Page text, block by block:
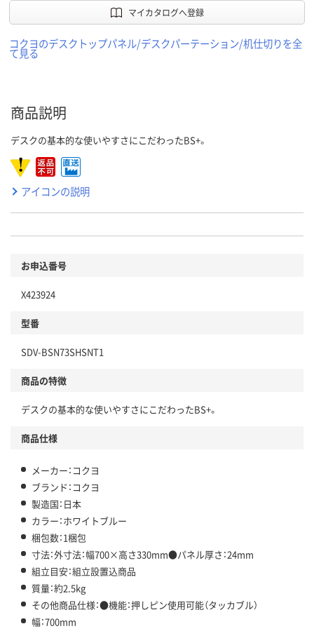
マイカタログへ登録
コクヨのデスクトップパネル/デスクパーテーション/机仕切りを全
て見る
商品説明
デスクの基本的な使いやすさにこだわったBS+。
アイコンの説明
お申込番号
X423924
型番
SDV-BSN73SHSNT1
商品の特徴
デスクの基本的な使いやすさにこだわったBS+。
商品仕様
メーカー：コクヨ
ブランド：コクヨ
製造国：日本
カラー：ホワイトブルー
梱包数：1梱包
寸法：外寸法：幅700×高さ330mm●パネル厚さ：24mm
組立目安：組立設置込商品
質量：約2.5kg
その他商品仕様：●機能：押しピン使用可能（タッカブル）
幅：700mm